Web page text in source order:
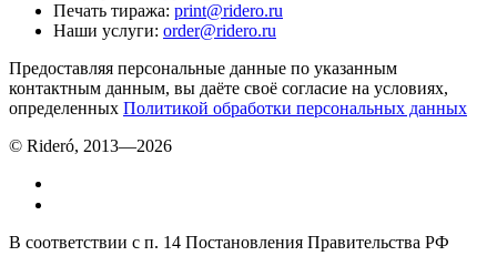
Печать тиража: print@ridero.ru
Наши услуги: order@ridero.ru
Предоставляя персональные данные по указанным
контактным данным, вы даёте своё согласие на условиях,
определенных Политикой обработки персональных данных
© Rideró, 2013—2026
В соответствии с п. 14 Постановления Правительства РФ